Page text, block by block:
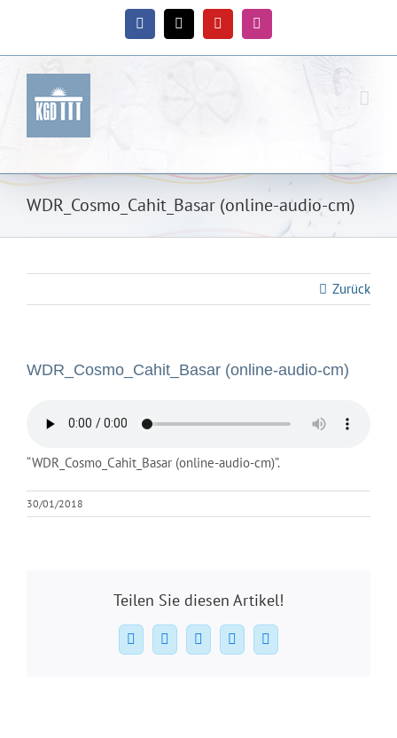
Facebook
X YouTubeInstagram
WDR_Cosmo_Cahit_Basar (online-audio-cm)
Zurück
WDR_Cosmo_Cahit_Basar (online-audio-cm)
“WDR_Cosmo_Cahit_Basar (online-audio-cm)”.
30/01/2018
Teilen Sie diesen Artikel!
Facebook
X WhatsAppPinterest
E-
Mail